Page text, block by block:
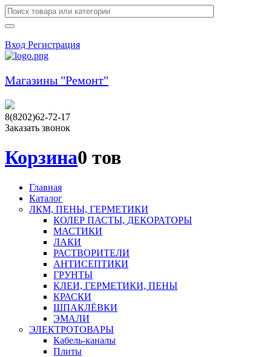
Вход Регистрация
Магазины "Ремонт"
8(8202)62-72-17
Заказать звонок
Корзина0 тов
Главная
Каталог
ЛКМ, ПЕНЫ, ГЕРМЕТИКИ
КОЛЕР ПАСТЫ, ДЕКОРАТОРЫ
МАСТИКИ
ЛАКИ
РАСТВОРИТЕЛИ
АНТИСЕПТИКИ
ГРУНТЫ
КЛЕИ, ГЕРМЕТИКИ, ПЕНЫ
КРАСКИ
ШПАКЛЁВКИ
ЭМАЛИ
ЭЛЕКТРОТОВАРЫ
Кабель-каналы
Плиты